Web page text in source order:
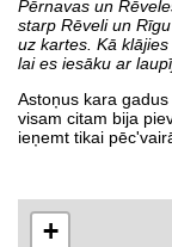
Pērnavas un
starp Rēveli un
uz kartes. Kā
lai es iesāku ar
Astoņus kara
visam citam bija
ieņemt tikai
+